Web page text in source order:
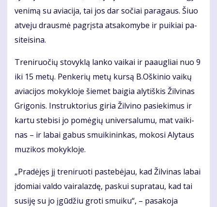
ve­ni­mą su avia­ci­ja, tai jos dar so­čiai pa­ra­gaus. Šiuo
at­ve­ju draus­mė pa­grįs­ta at­sa­ko­my­be ir pui­kiai pa­
si­tei­si­na.
Tre­ni­ruo­čių sto­vyk­lą lan­ko vai­kai ir pa­aug­liai nuo 9
iki 15 me­tų. Pen­ke­rių me­tų kur­są B.Oš­ki­nio vai­kų
avia­ci­jos mo­kyk­lo­je šie­met bai­gia aly­tiš­kis Žil­vi­nas
Gri­go­nis. In­struk­to­rius gi­ria Žil­vi­no pa­sie­ki­mus ir
kar­tu ste­bi­si jo po­mė­gių uni­ver­sa­lu­mu, mat vai­ki­
nas – ir la­bai ga­bus smui­ki­nin­kas, mo­ko­si Aly­taus
mu­zi­kos mo­kyk­lo­je.
„Pra­dė­jęs jį tre­ni­ruo­ti pa­ste­bė­jau, kad Žil­vi­nas la­bai
įdo­miai val­do vai­ra­laz­dę, pas­kui su­pra­tau, kad tai
su­si­ję su jo įgū­džiu gro­ti smui­ku“, – pa­sa­ko­ja